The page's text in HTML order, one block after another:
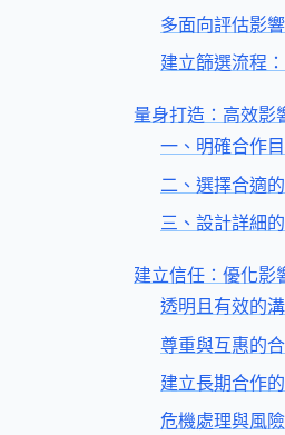
多面向評估影
建立篩選流程
量身打造：高效影
一、明確合作
二、選擇合適
三、設計詳細
建立信任：優化影
透明且有效的
尊重與互惠的
建立長期合作
危機處理與風